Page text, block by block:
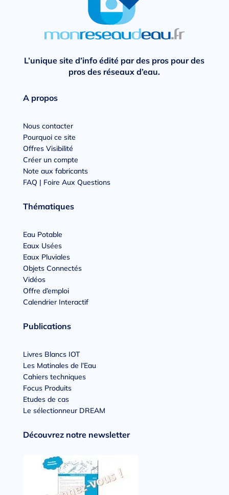
L’unique site d’info édité par des pros pour des
pros des réseaux d’eau.
A propos
Nous contacter
Pourquoi ce site
Offres Visibilité
Créer un compte
Note aux fabricants
FAQ | Foire Aux Questions
Thématiques
Eau Potable
Eaux Usées
Eaux Pluviales
Objets Connectés
Vidéos
Offre d’emploi
Calendrier Interactif
Publications
Livres Blancs IOT
Les Matinales de l’Eau
Cahiers techniques
Focus Produits
Etudes de cas
Le sélectionneur DREAM
Découvrez notre newsletter